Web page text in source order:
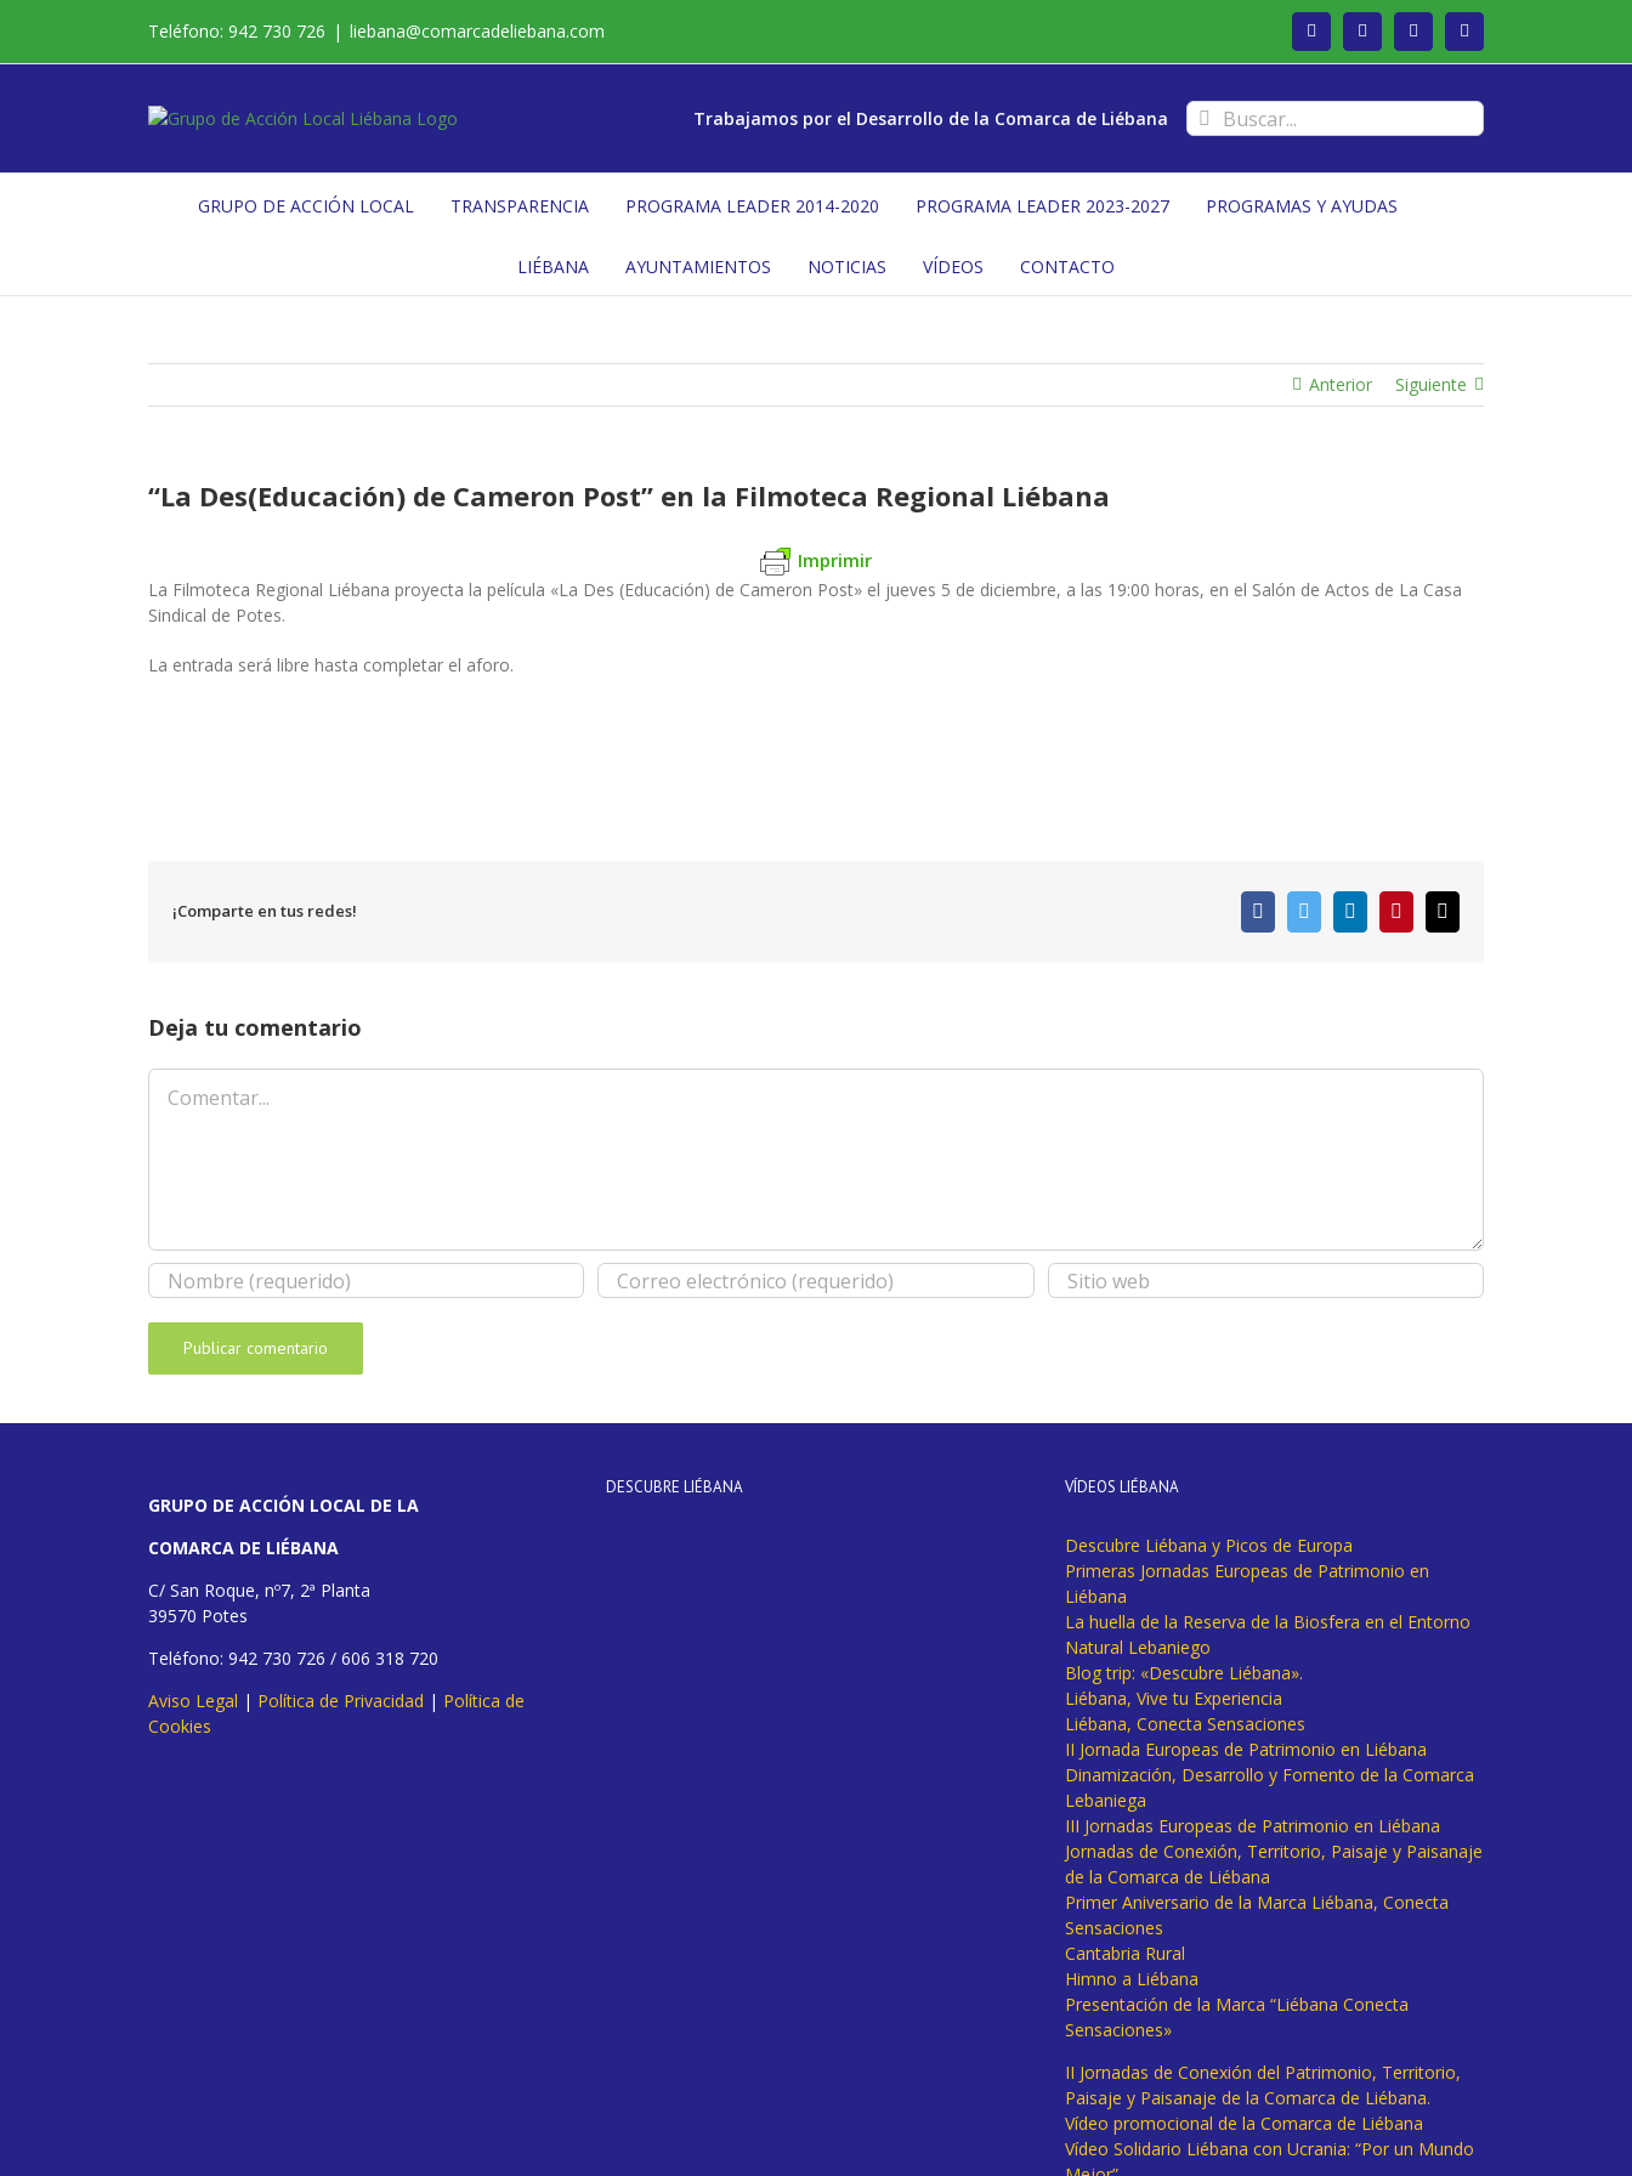
contenido
Teléfono: 942 730 726 | liebana@comarcadeliebana.com Facebook Twitter Instagram
Trabajamos por el Desarrollo de la Comarca de Liébana Buscar:
GRUPO DE ACCIÓN LOCAL TRANSPARENCIA PROGRAMA LEADER 2014-2020 PROGRAMA LEADER 2023-2027 PROGRAMAS Y AYUDAS
LIÉBANA AYUNTAMIENTOS NOTICIAS VÍDEOS CONTACTO
Anterior Siguiente
“La Des(Educación) de Cameron Post” en la Filmoteca Regional Liébana
Imprimir
La Filmoteca Regional Liébana proyecta la película «La Des (Educación) de Cameron Post» el jueves 5 de diciembre, a las 19:00 horas, en el Salón de Actos de La Casa
Sindical de Potes.
La entrada será libre hasta completar el aforo.
¡Comparte en tus redes! FacebookTwitter LinkedInPinterest
electrónico
Deja tu comentario
Comentar
GRUPO DE ACCIÓN LOCAL DE LA
COMARCA DE LIÉBANA
C/ San Roque, nº7, 2ª Planta
39570 Potes
Teléfono: 942 730 726 / 606 318 720
Aviso Legal | Política de Privacidad | Política de
Cookies
DESCUBRE LIÉBANA VÍDEOS LIÉBANA
Descubre Liébana y Picos de Europa
Primeras Jornadas Europeas de Patrimonio en
Liébana
La huella de la Reserva de la Biosfera en el Entorno
Natural Lebaniego
Blog trip: «Descubre Liébana».
Liébana, Vive tu Experiencia
Liébana, Conecta Sensaciones
II Jornada Europeas de Patrimonio en Liébana
Dinamización, Desarrollo y Fomento de la Comarca
Lebaniega
III Jornadas Europeas de Patrimonio en Liébana
Jornadas de Conexión, Territorio, Paisaje y Paisanaje
de la Comarca de Liébana
Primer Aniversario de la Marca Liébana, Conecta
Sensaciones
Cantabria Rural
Himno a Liébana
Presentación de la Marca “Liébana Conecta
Sensaciones»
II Jornadas de Conexión del Patrimonio, Territorio,
Paisaje y Paisanaje de la Comarca de Liébana.
Vídeo promocional de la Comarca de Liébana
Vídeo Solidario Liébana con Ucrania: “Por un Mundo